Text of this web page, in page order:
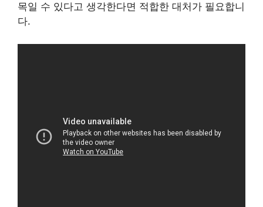
목일 수 있다고 생각한다면 적합한 대처가 필요합니
다.